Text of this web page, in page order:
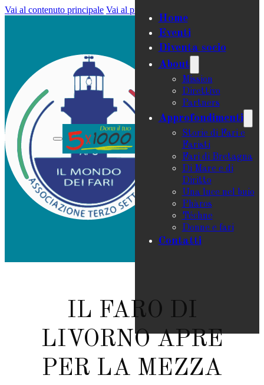
Vai al contenuto principale Vai al piè di pagina
Home
Eventi
Diventa socio
About
Mission
Direttivo
Partners
Approfondimenti
Storie di Fari e
Faristi
Fari di Bretagna
Di Mare e di
Diritto
Una luce nel buio
Phàros
Téchne
Donne e fari
Contatti
IL FARO DI
LIVORNO APRE
PER LA MEZZA